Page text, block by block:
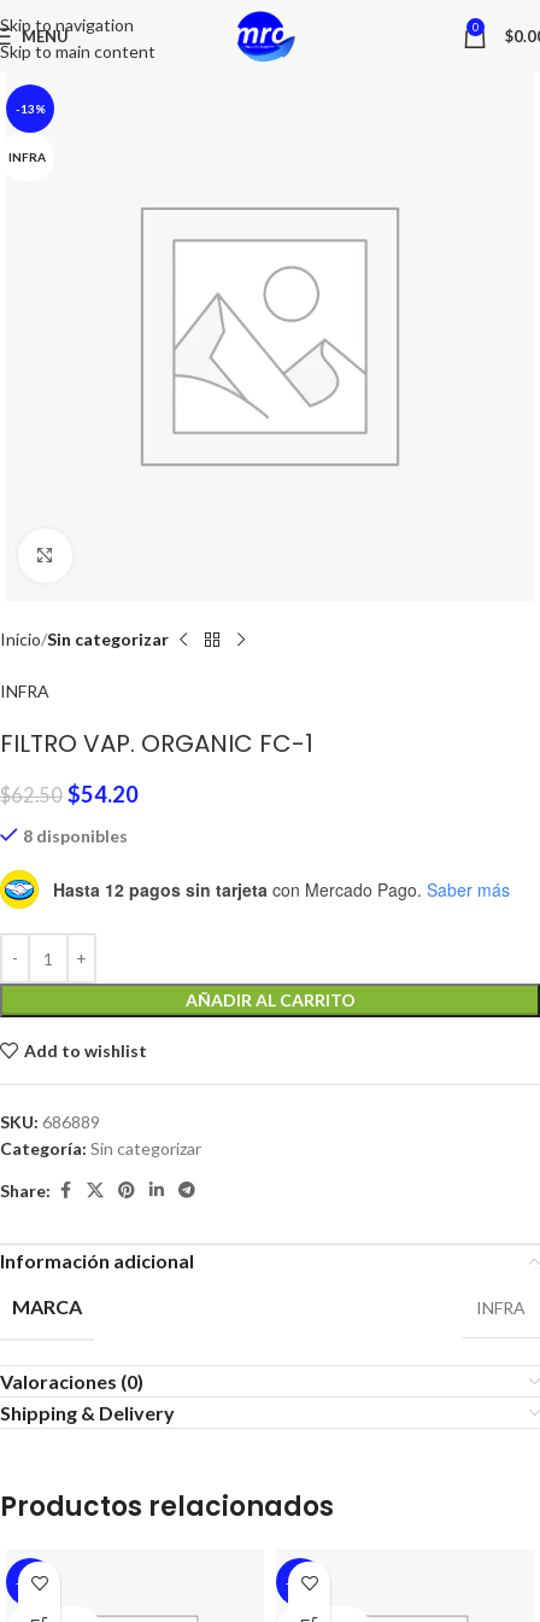
Skip to navigation
Skip to main content
MENU 0 $
-13%
INFRA
Inicio Sin categorizar
INFRA
FILTRO VAP. ORGANIC FC-1
$62.50 $54.20
8 disponibles
Hasta 12 pagos sin tarjeta con Mercado Pago. Saber más
AÑADIR AL CARRITO
Add to wishlist
SKU: 686889
Categoría: Sin categorizar
Share:
Información adicional
MARCA
INFRA
Valoraciones (0)
Shipping & Delivery
Productos relacionados
-13% -13%